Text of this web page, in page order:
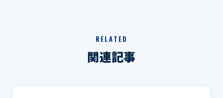
RELATED
関連記事